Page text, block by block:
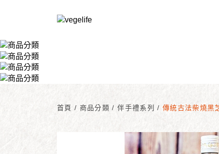
首頁/ 商品分類/ 伴手禮系列/ 傳統古法柴燒黑